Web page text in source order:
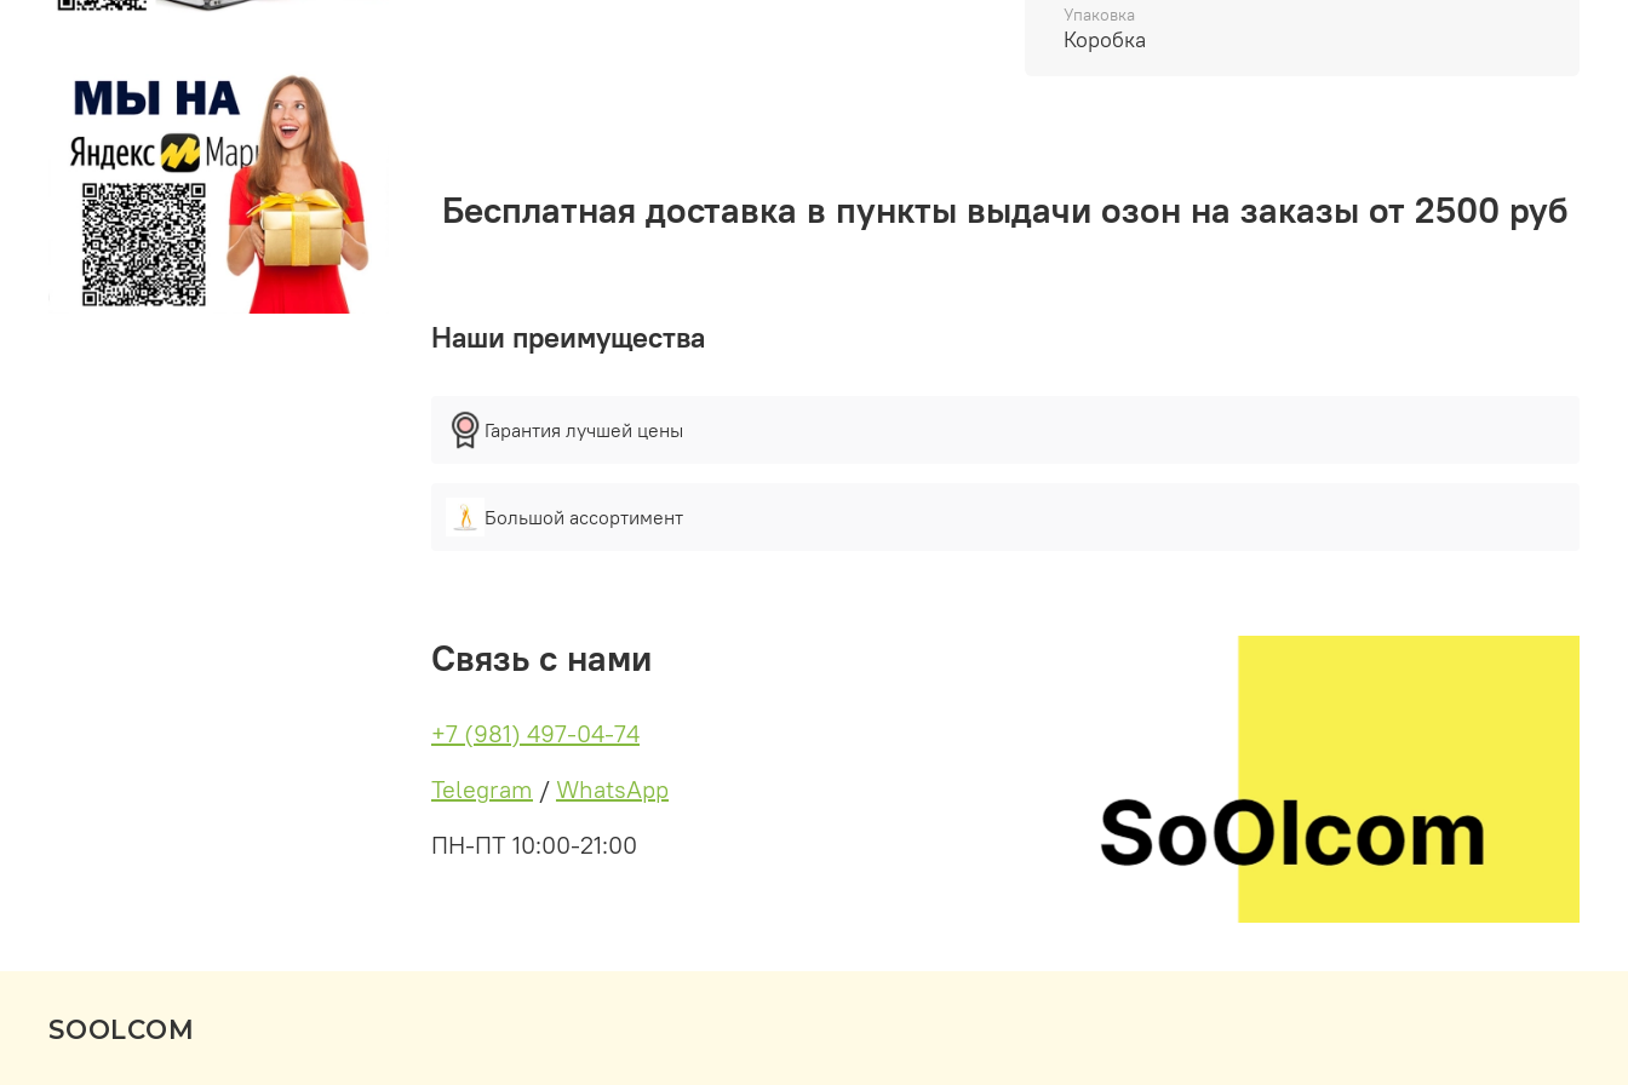
Упаковка
Коробка
Бесплатная доставка в пункты выдачи озон на заказы от 2500 руб
Наши преимущества
Гарантия лучшей цены
Большой ассортимент
Связь с нами
+7 (981) 497-04-74
Telegram / WhatsApp
ПН-ПТ 10:00-21:00
SOOLCOM